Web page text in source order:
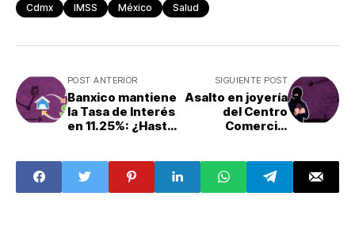
Cdmx IMSS México Salud
POST ANTERIOR
Banxico mantiene
la Tasa de Interés
en 11.25%: ¿Hasta
SIGUIENTE POST
Asalto en joyería
del Centro
Comercial